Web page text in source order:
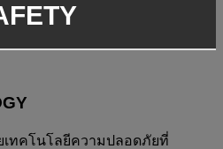
เทคโนโลยีความปลอดภัยที่